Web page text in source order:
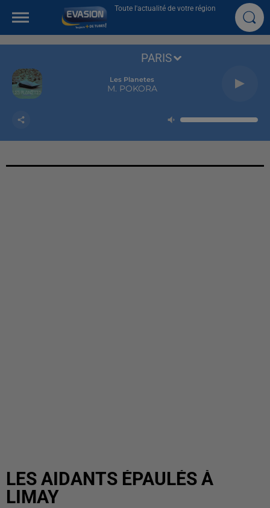
Toute l'actualité de votre région
Les Planetes
M. POKORA
PARIS
LES AIDANTS ÉPAULÉS À
LIMAY